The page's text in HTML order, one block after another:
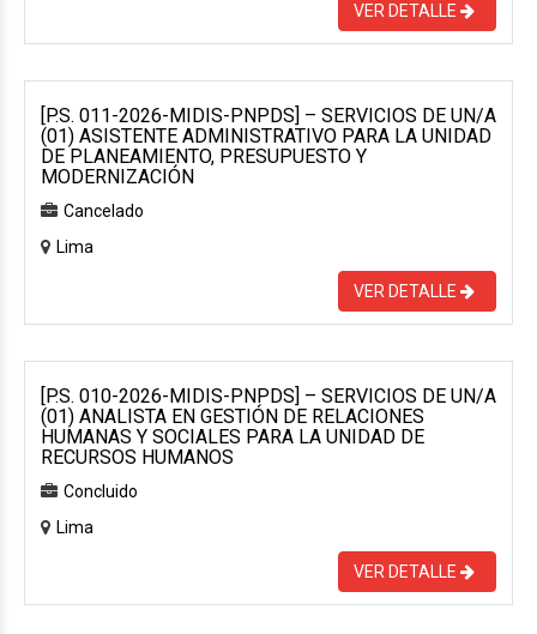
VER DETALLE
[P.S. 011-2026-MIDIS-PNPDS] – SERVICIOS DE UN/A
(01) ASISTENTE ADMINISTRATIVO PARA LA UNIDAD
DE PLANEAMIENTO, PRESUPUESTO Y
MODERNIZACIÓN
Cancelado
Lima
VER DETALLE
[P.S. 010-2026-MIDIS-PNPDS] – SERVICIOS DE UN/A
(01) ANALISTA EN GESTIÓN DE RELACIONES
HUMANAS Y SOCIALES PARA LA UNIDAD DE
RECURSOS HUMANOS
Concluido
Lima
VER DETALLE